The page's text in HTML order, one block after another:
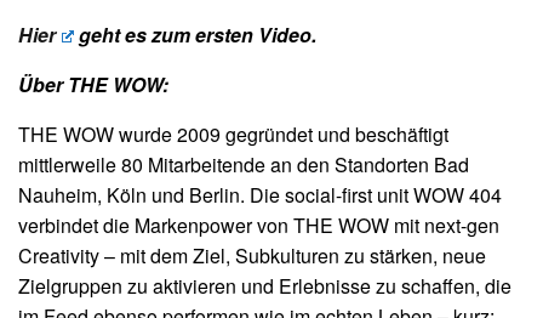
Hier
geht es zum ersten Video.
Über THE WOW:
THE WOW wurde 2009 gegründet und beschäftigt
mittlerweile 80 Mitarbeitende an den Standorten Bad
Nauheim, Köln und Berlin. Die social-first unit WOW 404
verbindet die Markenpower von THE WOW mit next-gen
Creativity – mit dem Ziel, Subkulturen zu stärken, neue
Zielgruppen zu aktivieren und Erlebnisse zu schaffen, die